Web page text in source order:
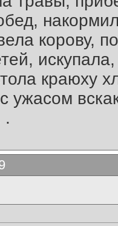
корову,
краюху
ужасом
.